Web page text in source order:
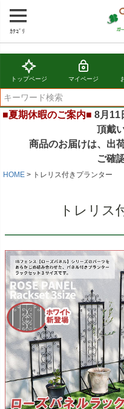
ｶﾃｺﾞﾘ
トップページ マイページ
■夏期休暇のご案内■ 8月11
頂戴
商品のお届けは、出荷
ご確
HOME トレリス付きプランター
トレリス